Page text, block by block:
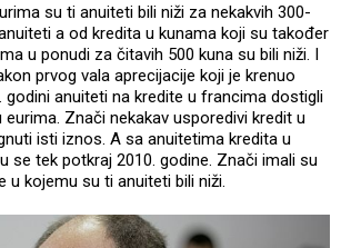
su ti anuiteti bili niži za nekakvih 300-
a od kredita u kunama koji su također
u ponudi za čitavih 500 kuna su bili niži. I
prvog vala aprecijacije koji je krenuo
godini anuiteti na kredite u francima dostigli
Znači nekakav usporedivi kredit u
isti iznos. A sa anuitetima kredita u
se tek potkraj 2010. godine. Znači imali su
u kojemu su ti anuiteti bili niži.